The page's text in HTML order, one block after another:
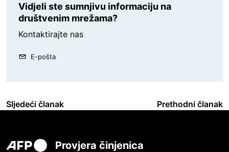
Vidjeli ste sumnjivu informaciju na
društvenim mrežama?
Kontaktirajte nas
E-pošta
Sljedeći članak Prethodni članak
Provjera činjenica